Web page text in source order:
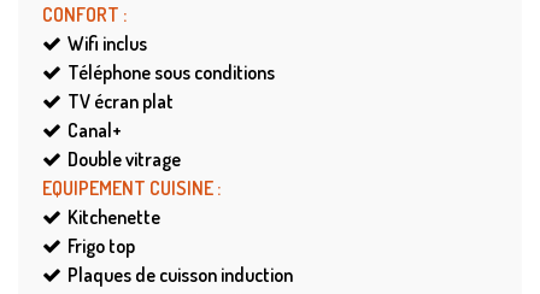
CONFORT :
Wifi inclus
Téléphone sous conditions
TV écran plat
Canal+
Double vitrage
EQUIPEMENT CUISINE :
Kitchenette
Frigo top
Plaques de cuisson induction